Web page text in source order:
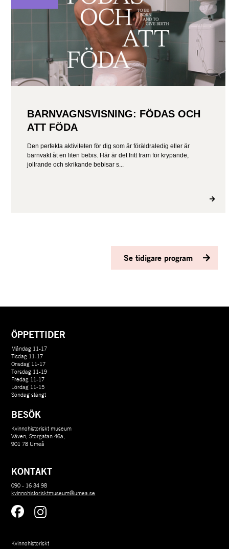
BARNVAGNSVISNING: FÖDAS OCH
ATT FÖDA
Den perfekta aktiviteten för dig som är föräldraledig eller är
barnvakt åt en liten bebis. Här är det fritt fram för krypande,
jollrande och skrikande bebisar s...
Se tidigare program
ÖPPETTIDER
Måndag 11-17
Tisdag 11-17
Onsdag 11-17
Torsdag 11-19
Fredag 11-17
Lördag 11-15
Söndag stängt
BESÖK
Kvinnohistoriskt museum
Väven, Storgatan 46a,
901 78 Umeå
KONTAKT
090 - 16 34 98
kvinnohistorisktmuseum@umea.se
Kvinnohistoriskt